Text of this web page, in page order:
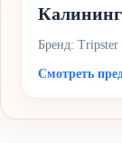
Бренд: Tripster
Смотреть